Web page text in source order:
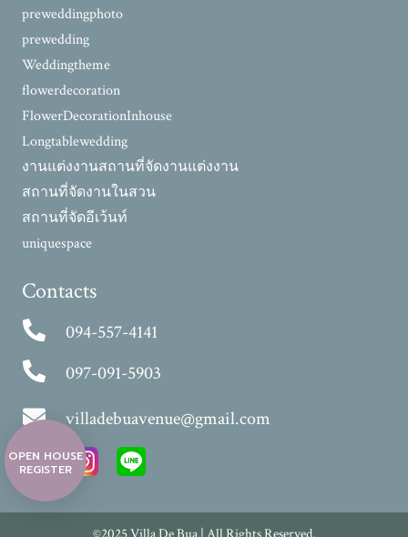
preweddingphoto
prewedding
Weddingtheme
flowerdecoration
FlowerDecorationInhouse
Longtablewedding
งานแต่งงานสถานที่จัดงานแต่งงาน
สถานที่จัดงานในสวน
สถานที่จัดอีเว้นท์
uniquespace
Contacts
094-557-4141
097-091-5903
villadebuavenue@gmail.com
OPEN HOUSE
REGISTER